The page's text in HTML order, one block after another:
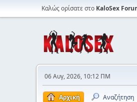
Καλώς ορίσατε στο KaloSex
06 Αυγ, 2026, 10:12 ΠΜ
Αρχική Αναζήτηση